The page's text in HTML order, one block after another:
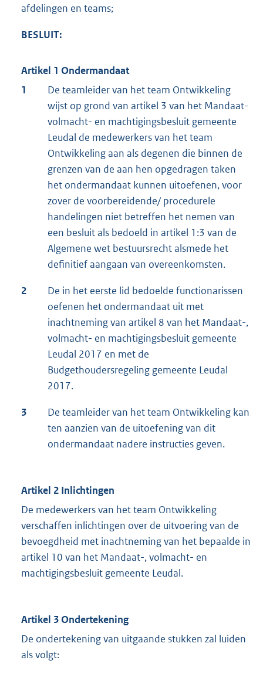
afdelingen en teams;
BESLUIT:
Artikel 1 Ondermandaat
1
De teamleider van het team Ontwikkeling
wijst op grond van artikel 3 van het Mandaat-
volmacht- en machtigingsbesluit gemeente
Leudal de medewerkers van het team
Ontwikkeling aan als degenen die binnen de
grenzen van de aan hen opgedragen taken
het ondermandaat kunnen uitoefenen, voor
zover de voorbereidende/ procedurele
handelingen niet betreffen het nemen van
een besluit als bedoeld in artikel 1:3 van de
Algemene wet bestuursrecht alsmede het
definitief aangaan van overeenkomsten.
2
De in het eerste lid bedoelde functionarissen
oefenen het ondermandaat uit met
inachtneming van artikel 8 van het Mandaat-,
volmacht- en machtigingsbesluit gemeente
Leudal 2017 en met de
Budgethoudersregeling gemeente Leudal
2017.
3
De teamleider van het team Ontwikkeling kan
ten aanzien van de uitoefening van dit
ondermandaat nadere instructies geven.
Artikel 2 Inlichtingen
De medewerkers van het team Ontwikkeling
verschaffen inlichtingen over de uitvoering van de
bevoegdheid met inachtneming van het bepaalde in
artikel 10 van het Mandaat-, volmacht- en
machtigingsbesluit gemeente Leudal.
Artikel 3 Ondertekening
De ondertekening van uitgaande stukken zal luiden
als volgt: